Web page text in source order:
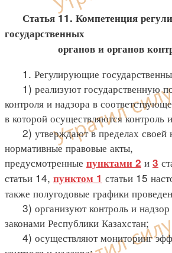
Статья 11. Компетенция
государственных
органов и органов
1. Регулирующие
1) реализуют государственную
контроля и надзора в
в которой осуществляются контроль
2) утверждают в пределах своей
нормативные правовые акты,
предусмотренные пунктами 2 и 3
статьи 14, пунктом 1 статьи 15
также полугодовые графики
3) организуют контроль и надзор
законами Республики Казахстан;
4) осуществляют мониторинг